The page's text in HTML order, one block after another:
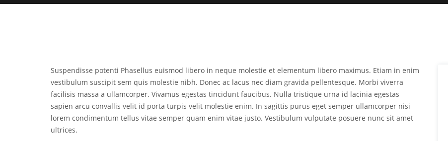
Suspendisse potenti Phasellus euismod libero in neque molestie et elementum libero maximus. Etiam in enim
vestibulum suscipit sem quis molestie nibh. Donec ac lacus nec diam gravida pellentesque. Morbi viverra
facilisis massa a ullamcorper. Vivamus egestas tincidunt faucibus. Nulla tristique urna id lacinia egestas
sapien arcu convallis velit id porta turpis velit molestie enim. In sagittis purus eget semper ullamcorper nisi
lorem condimentum tellus vitae semper quam enim vitae justo. Vestibulum vulputate posuere nunc sit amet
ultrices.